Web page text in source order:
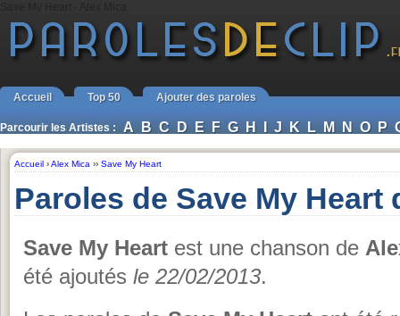
Accueil Top 50 Ajouter des paroles
Parcourir les Artistes : A B C D E F G H I J K L M N O P
Accueil ›Alex Mica ›› Save My Heart
Paroles de Save My Heart
Save My Heart est une chanson de
été ajoutés le 22/02/2013.